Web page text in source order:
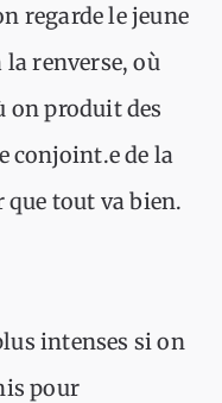
regarde le jeune
la renverse, où
on produit des
conjoint.e de la
que tout va bien.
intenses si on
pour